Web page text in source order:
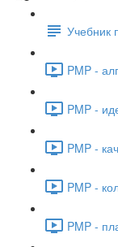
Учебник
PMP -
PMP -
PMP -
PMP -
PMP -